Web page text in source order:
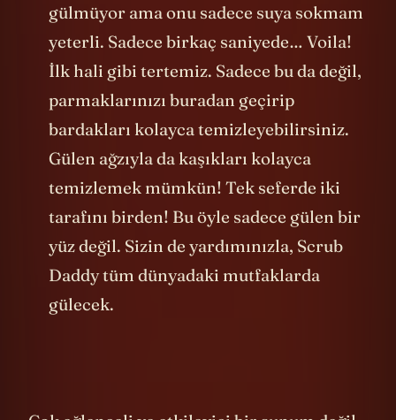
tertemiz yapacak. Tabii artık yüzü pek
gülmüyor ama onu sadece suya sokmam
yeterli. Sadece birkaç saniyede… Voila!
İlk hali gibi tertemiz. Sadece bu da değil,
parmaklarınızı buradan geçirip
bardakları kolayca temizleyebilirsiniz.
Gülen ağzıyla da kaşıkları kolayca
temizlemek mümkün! Tek seferde iki
tarafını birden! Bu öyle sadece gülen bir
yüz değil. Sizin de yardımınızla, Scrub
Daddy tüm dünyadaki mutfaklarda